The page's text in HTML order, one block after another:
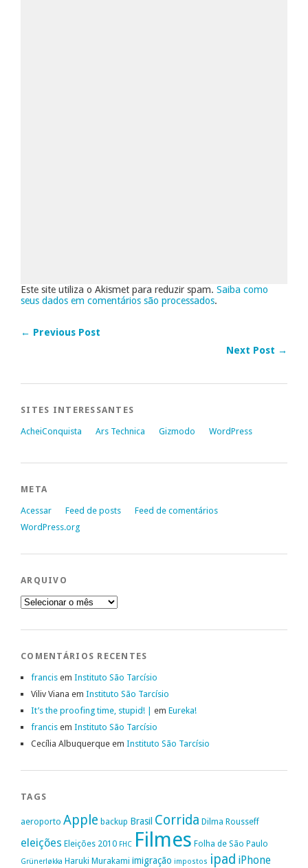
Este site utiliza o Akismet para reduzir spam. Saiba como
seus dados em comentários são processados.
← Previous Post
Next Post →
SITES INTERESSANTES
AcheiConquista Ars Technica Gizmodo WordPress
META
Acessar Feed de posts
Feed de comentários
WordPress.org
ARQUIVO
Arquivo
COMENTÁRIOS RECENTES
francis em Instituto São Tarcísio
Viliv Viana em Instituto São Tarcísio
It’s the proofing time, stupid! | em Eureka!
francis em Instituto São Tarcísio
Cecília Albuquerque em Instituto São Tarcísio
TAGS
aeroporto Apple backup Brasil Corrida Dilma Rousseff
eleições Eleições 2010 FHC Filmes Folha de São Paulo
Grünerløkka Haruki Murakami imigração impostos ipad iPhone